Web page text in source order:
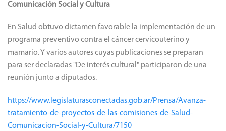
Comunicación Social y Cultura
En Salud obtuvo dictamen favorable la implementación de un
programa preventivo contra el cáncer cervicouterino y
mamario. Y varios autores cuyas publicaciones se preparan
para ser declaradas "De interés cultural" participaron de una
reunión junto a diputados.
https://www.legislaturasconectadas.gob.ar/Prensa/Avanza-
tratamiento-de-proyectos-de-las-comisiones-de-Salud-
Comunicacion-Social-y-Cultura/7150